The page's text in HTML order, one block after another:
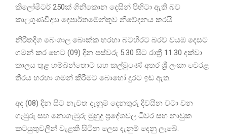
කිලෝමීටර් 250ක් ගිනිකොන දෙසින් පිහිටා ඇති බව
කාලගුණවිද්‍යා දෙපාර්තමේන්තුව නිවේදනය කරයි.
නිරිතදිග බෙංගාල බොක්ක හරහා බටහිරට බරව වයඹ දෙසට
ගමන් කර හෙට (09) දින පස්වරු 5.30 සිට රාත්‍රී 11.30 දක්වා
කාලය තුළ හම්බන්තොට සහ කල්මුණේ අතර ශ්‍රී ලංකා වෙරළ
තීරය හරහා ගමන් කිරීමට බොහෝ දුරට ඉඩ ඇත.
අද (08) දින සිට නැවත දැනුම් දෙනතුරු දිවයින වටා වන
ගැඹුරු සහ නොගැඹුරු මුහුදු ප්‍රදේශවල ධීවර සහ නාවුක
කටයුතුවලින් වැළකී සිටින ලෙස දැනුම් දෙනු ලැබේ.